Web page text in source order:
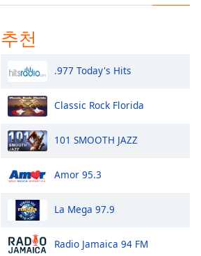
추천
.977 Today's Hits
Classic Rock Florida
101 SMOOTH JAZZ
Amor 95.3
La Mega 97.9
Radio Jamaica 94 FM